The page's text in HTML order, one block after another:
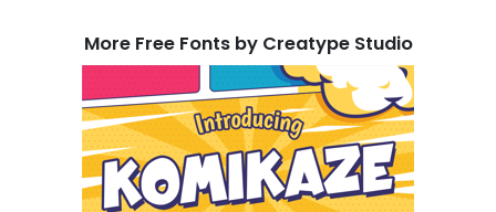
More Free Fonts by Creatype Studio